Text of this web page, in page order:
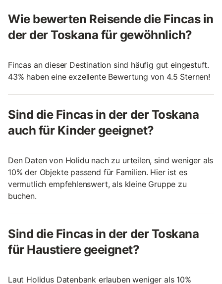
Wie bewerten Reisende die Fincas in
der der Toskana für gewöhnlich?
Fincas an dieser Destination sind häufig gut eingestuft.
43% haben eine exzellente Bewertung von 4.5 Sternen!
Sind die Fincas in der der Toskana
auch für Kinder geeignet?
Den Daten von Holidu nach zu urteilen, sind weniger als
10% der Objekte passend für Familien. Hier ist es
vermutlich empfehlenswert, als kleine Gruppe zu
buchen.
Sind die Fincas in der der Toskana
für Haustiere geeignet?
Laut Holidus Datenbank erlauben weniger als 10%